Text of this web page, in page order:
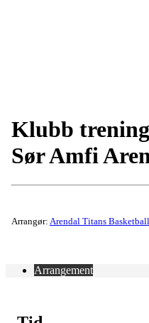
Klubb
Sør Amfi
Arrangør: Arendal Titans
Arrangement